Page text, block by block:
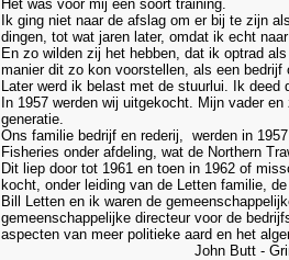
Het was voor mij een soort training.
Ik ging niet naar de afslag om er bij te zijn
dingen, tot wat jaren later, omdat ik echt
En zo wilden zij het hebben, dat ik optrad
manier dit zo kon voorstellen, als een bedrijf
Later werd ik belast met de stuurlui. Ik deed
In 1957 werden wij uitgekocht. Mijn vader
generatie.
Ons familie bedrijf en rederij, werden in
Fisheries onder afdeling, wat de Northern
Dit liep door tot 1961 en toen in 1962 of
kocht, onder leiding van de Letten familie,
Bill Letten en ik waren de
gemeenschappelijke directeur voor de
aspecten van meer politieke aard en het
John Butt -